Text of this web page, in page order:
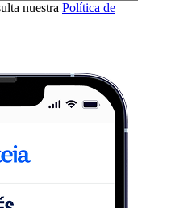
nuestra Política de